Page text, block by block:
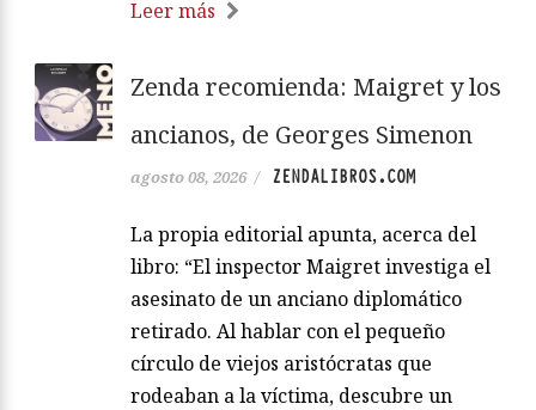
Leer más
Zenda recomienda: Maigret y los
ancianos, de Georges Simenon
agosto 08, 2026 / ZENDALIBROS.COM
La propia editorial apunta, acerca del
libro: “El inspector Maigret investiga el
asesinato de un anciano diplomático
retirado. Al hablar con el pequeño
círculo de viejos aristócratas que
rodeaban a la víctima, descubre un